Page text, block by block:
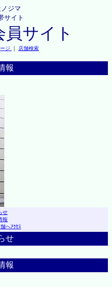
ジマ
サイト
サイト
ジ ｜ 店舗検索
報
せ
報
へｱｸｾｽ
せ
報